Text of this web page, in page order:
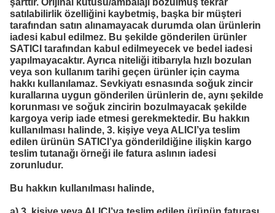
satılabilirlik özelliğini kaybetmiş, başka bir müşteri
tarafından satın alınamayacak durumda olan ürünlerin
iadesi kabul edilmez. Bu şekilde gönderilen ürünler
SATICI tarafından kabul edilmeyecek ve bedel iadesi
yapılmayacaktır. Ayrıca niteliği itibarıyla hızlı bozulan
veya son kullanım tarihi geçen ürünler için cayma
hakkı kullanılamaz. Sevkiyatı esnasında soğuk zincir
kurallarına uygun gönderilen ürünlerin de, aynı şekilde
korunması ve soğuk zincirin bozulmayacak şekilde
kargoya verip iade etmesi gerekmektedir. Bu hakkın
kullanılması halinde, 3. kişiye veya ALICI’ya teslim
edilen ürünün SATICI’ya gönderildiğine ilişkin kargo
teslim tutanağı örneği ile fatura aslının iadesi
zorunludur.
Bu hakkın kullanılması halinde,